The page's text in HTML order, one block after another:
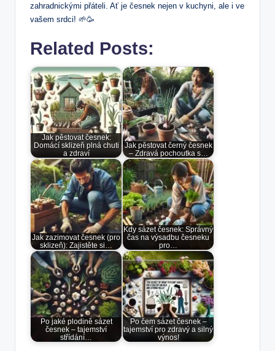
zahradnickými přáteli. Ať je česnek nejen v kuchyni, ale i ve
vašem srdci! 🌱🥳
Related Posts:
Jak pěstovat česnek:
Domácí sklizeň plná chuti
a zdraví
Jak pěstovat černý česnek
– Zdravá pochoutka s…
Jak zazimovat česnek (pro
sklizeň): Zajistěte si…
Kdy sázet česnek: Správný
čas na výsadbu česneku
pro…
Po jaké plodině sázet
česnek – tajemství
střídání…
Po čem sázet česnek –
tajemství pro zdravý a silný
výnos!